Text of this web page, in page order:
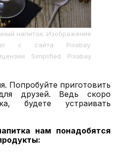
напиток. Изображение
с сайта Pixabay.
Simplified Pixabay
Попробуйте приготовить
друзей. Ведь скоро
будете устраивать
нам понадобятся